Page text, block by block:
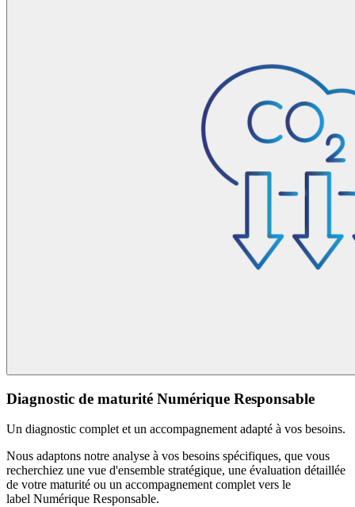
Diagnostic de maturité Numérique Responsable
Un diagnostic complet et un accompagnement adapté à vos besoins.
Nous adaptons notre analyse à vos besoins spécifiques, que vous
recherchiez une vue d'ensemble stratégique, une évaluation détaillée
de votre maturité ou un accompagnement complet vers le
label Numérique Responsable.